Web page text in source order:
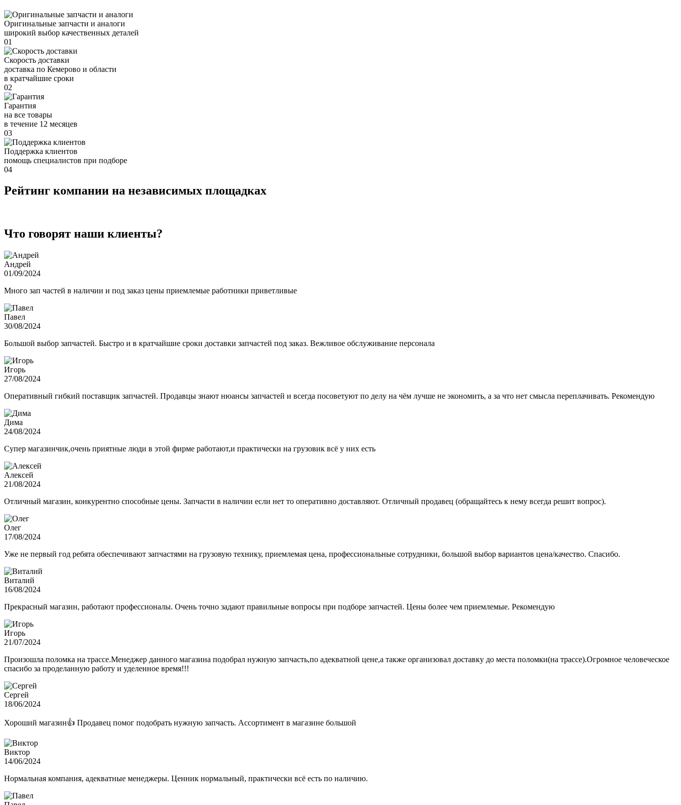
Оригинальные запчасти и аналоги
широкий выбор качественных деталей
01
Скорость доставки
доставка по Кемерово и области
в кратчайшие сроки
02
Гарантия
на все товары
в течение 12 месяцев
03
Поддержка клиентов
помощь специалистов при подборе
04
Рейтинг компании на независимых площадках
Что говорят наши клиенты?
Андрей
01/09/2024
Много зап частей в наличии и под заказ цены приемлемые работники приветливые
Павел
30/08/2024
Большой выбор запчастей. Быстро и в кратчайшие сроки доставки запчастей под заказ. Вежливое обслуживание персонала
Игорь
27/08/2024
Оперативный гибкий поставщик запчастей. Продавцы знают нюансы запчастей и всегда посоветуют по делу на чём лучше не экономить, а за что нет смысла переплачивать. Рекомендую
Дима
24/08/2024
Супер магазинчик,очень приятные люди в этой фирме работают,и практически на грузовик всё у них есть
Алексей
21/08/2024
Отличный магазин, конкурентно способные цены. Запчасти в наличии если нет то оперативно доставляют. Отличный продавец (обращайтесь к нему всегда решит вопрос).
Олег
17/08/2024
Уже не первый год ребята обеспечивают запчастями на грузовую технику, приемлемая цена, профессиональные сотрудники, большой выбор вариантов цена/качество. Спасибо.
Виталий
16/08/2024
Прекрасный магазин, работают профессионалы. Очень точно задают правильные вопросы при подборе запчастей. Цены более чем приемлемые. Рекомендую
Игорь
21/07/2024
Произошла поломка на трассе.Менеджер данного магазина подобрал нужную запчасть,по адекватной цене,а также организовал доставку до места поломки(на трассе).Огромное человеческое
спасибо за проделанную работу и уделенное время!!!
Сергей
18/06/2024
Хороший магазин👍 Продавец помог подобрать нужную запчасть. Ассортимент в магазине большой
Виктор
14/06/2024
Нормальная компания, адекватные менеджеры. Ценник нормальный, практически всё есть по наличию.